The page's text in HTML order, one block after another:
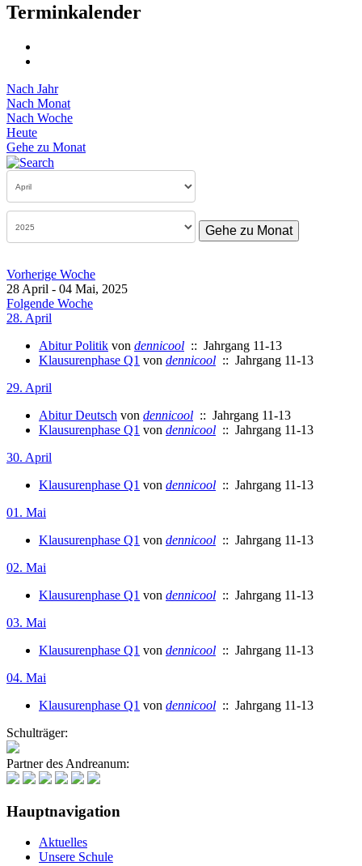
Terminkalender
Nach Jahr
Nach Monat
Nach Woche
Heute
Gehe zu Monat
Gehe zu Monat
Vorherige Woche
28 April - 04 Mai, 2025
Folgende Woche
28. April
Abitur Politik von dennicool :: Jahrgang 11-13
Klausurenphase Q1 von dennicool :: Jahrgang 11-13
29. April
Abitur Deutsch von dennicool :: Jahrgang 11-13
Klausurenphase Q1 von dennicool :: Jahrgang 11-13
30. April
Klausurenphase Q1 von dennicool :: Jahrgang 11-13
01. Mai
Klausurenphase Q1 von dennicool :: Jahrgang 11-13
02. Mai
Klausurenphase Q1 von dennicool :: Jahrgang 11-13
03. Mai
Klausurenphase Q1 von dennicool :: Jahrgang 11-13
04. Mai
Klausurenphase Q1 von dennicool :: Jahrgang 11-13
Schulträger:
Partner des Andreanum:
Hauptnavigation
Aktuelles
Unsere Schule